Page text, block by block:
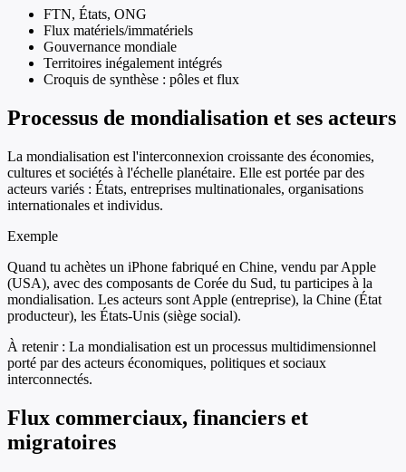
FTN, États, ONG
Flux matériels/immatériels
Gouvernance mondiale
Territoires inégalement intégrés
Croquis de synthèse : pôles et flux
Processus de mondialisation et ses acteurs
La mondialisation est l'interconnexion croissante des économies,
cultures et sociétés à l'échelle planétaire. Elle est portée par des
acteurs variés : États, entreprises multinationales, organisations
internationales et individus.
Exemple
Quand tu achètes un iPhone fabriqué en Chine, vendu par Apple
(USA), avec des composants de Corée du Sud, tu participes à la
mondialisation. Les acteurs sont Apple (entreprise), la Chine (État
producteur), les États-Unis (siège social).
À retenir : La mondialisation est un processus multidimensionnel
porté par des acteurs économiques, politiques et sociaux
interconnectés.
Flux commerciaux, financiers et
migratoires